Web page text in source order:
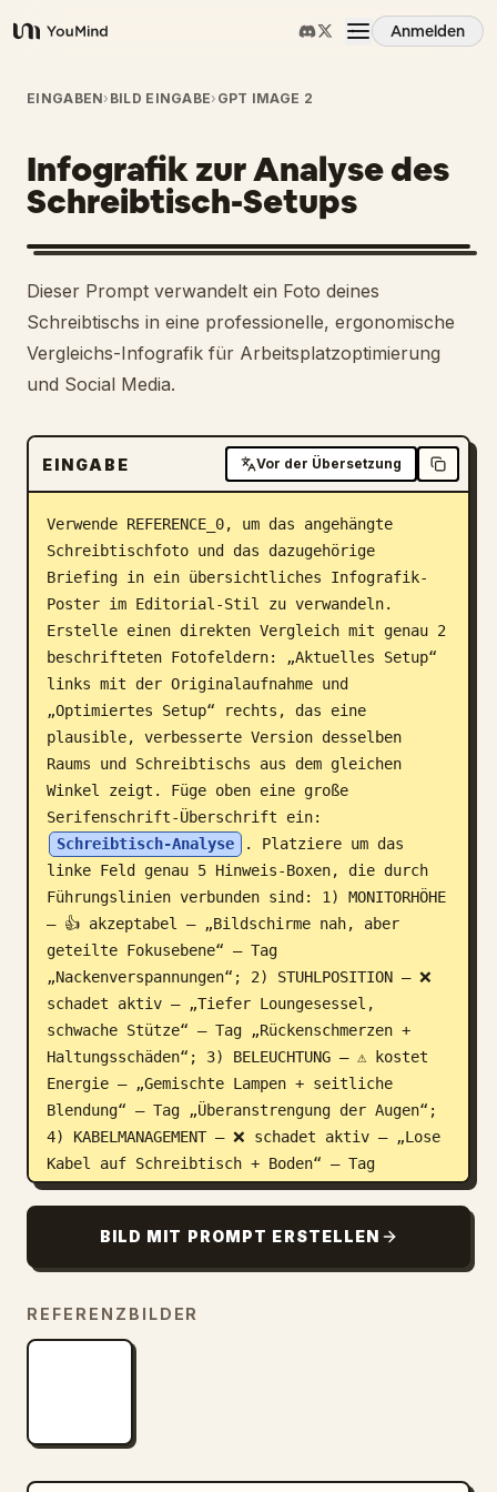
YouMind
Anmelden
Übersicht
Anwendungsfälle
Fähigkeiten
Prompts
Preise
Download
Blog
Updates
EINGABEN› BILD EINGABE› GPT IMAGE 2
Infografik zur Analyse des
Schreibtisch-Setups
Dieser Prompt verwandelt ein Foto deines
Schreibtischs in eine professionelle, ergonomische
Vergleichs-Infografik für Arbeitsplatzoptimierung
und Social Media.
EINGABE Vor der Übersetzung
Verwende REFERENCE_0, um das angehängte
Schreibtischfoto und das dazugehörige
Briefing in ein übersichtliches Infografik-
Poster im Editorial-Stil zu verwandeln.
Erstelle einen direkten Vergleich mit genau 2
beschrifteten Fotofeldern: „Aktuelles Setup“
links mit der Originalaufnahme und
„Optimiertes Setup“ rechts, das eine
plausible, verbesserte Version desselben
Raums und Schreibtischs aus dem gleichen
Winkel zeigt. Füge oben eine große
Serifenschrift-Überschrift ein:
Schreibtisch-Analyse
. Platziere um das
linke Feld genau 5 Hinweis-Boxen, die durch
Führungslinien verbunden sind: 1) MONITORHÖHE
— 👍 akzeptabel — „Bildschirme nah, aber
geteilte Fokusebene“ — Tag
„Nackenverspannungen“; 2) STUHLPOSITION — ❌
schadet aktiv — „Tiefer Loungesessel,
schwache Stütze“ — Tag „Rückenschmerzen +
Haltungsschäden“; 3) BELEUCHTUNG — ⚠️ kostet
Energie — „Gemischte Lampen + seitliche
Blendung“ — Tag „Überanstrengung der Augen“;
4) KABELMANAGEMENT — ❌ schadet aktiv — „Lose
Kabel auf Schreibtisch + Boden“ — Tag
„Visuelle Unruhe / Stolpergefahr“; 5)
Boxen, Papiere im Sichtfeld“ — Tag
„Konzentrationsverlust“. Füge ein kleines
Problem mit der Stuhlposition zeigt.
Platziere um das rechte Feld genau 5
~90°“; 3) BELEUCHTUNG — ✅ optimal — „Sanftes
BILD MIT PROMPT ERSTELLEN
REFERENZBILDER